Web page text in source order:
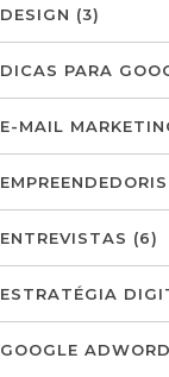
DESIGN (3)
DICAS PARA
E-MAIL
ENTREVISTAS (6)
ESTRATÉGIA
GOOGLE